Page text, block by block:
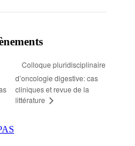
Colloque pluridisciplinaire
d’oncologie digestive: cas
cliniques et revue de la
littérature